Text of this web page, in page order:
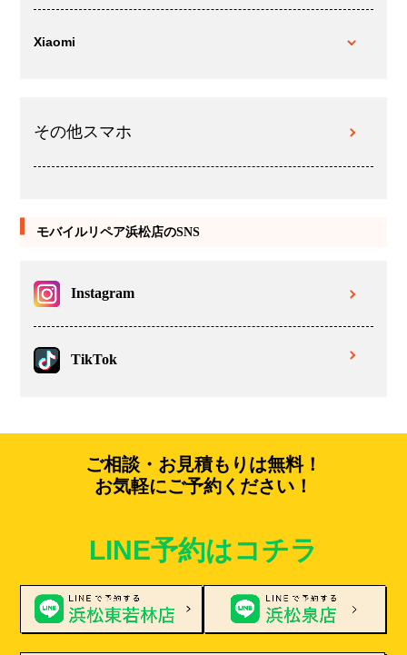
Xiaomi
その他スマホ
モバイルリペア浜松店のSNS
Instagram
TikTok
ご相談・お見積もりは無料！
お気軽にご予約ください！
LINE予約はコチラ